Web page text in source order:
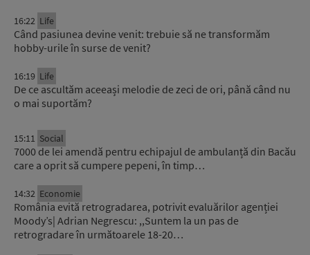
16:22 Life
Când pasiunea devine venit: trebuie să ne transformăm
hobby-urile în surse de venit?
16:19 Life
De ce ascultăm aceeași melodie de zeci de ori, până când nu
o mai suportăm?
15:11 Social
7000 de lei amendă pentru echipajul de ambulanță din Bacău
care a oprit să cumpere pepeni, în timp…
14:32 Economie
România evită retrogradarea, potrivit evaluărilor agenției
Moody’s| Adrian Negrescu: ,,Suntem la un pas de
retrogradare în următoarele 18-20…